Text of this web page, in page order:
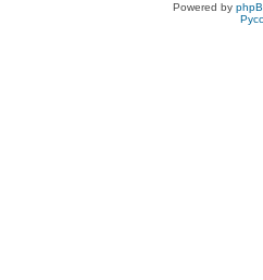
Powered by